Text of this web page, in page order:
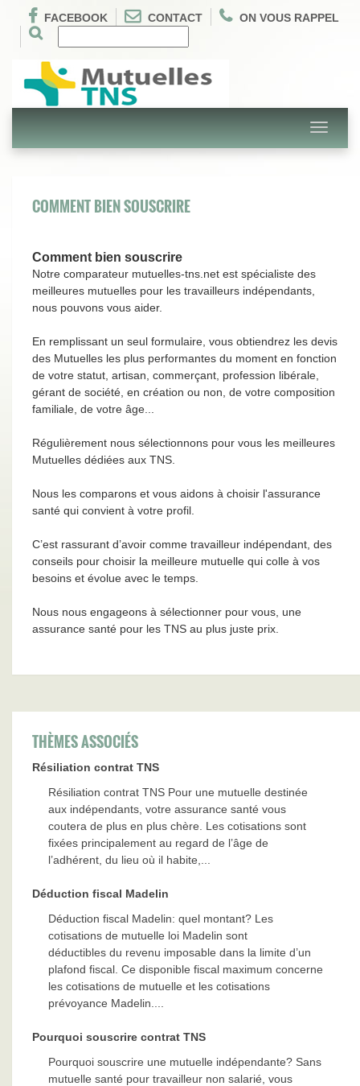
FACEBOOK CONTACT ON VOUS RAPPEL
Toggle
COMMENT BIEN SOUSCRIRE
Comment bien souscrire
Notre comparateur mutuelles-tns.net est spécialiste des
meilleures mutuelles pour les travailleurs indépendants,
nous pouvons vous aider.
En remplissant un seul formulaire, vous obtiendrez les devis
des Mutuelles les plus performantes du moment en fonction
de votre statut, artisan, commerçant, profession libérale,
gérant de société, en création ou non, de votre composition
familiale, de votre âge...
Régulièrement nous sélectionnons pour vous les meilleures
Mutuelles dédiées aux TNS.
Nous les comparons et vous aidons à choisir l'assurance
santé qui convient à votre profil.
C’est rassurant d’avoir comme travailleur indépendant, des
conseils pour choisir la meilleure mutuelle qui colle à vos
besoins et évolue avec le temps.
Nous nous engageons à sélectionner pour vous, une
assurance santé pour les TNS au plus juste prix.
THÈMES ASSOCIÉS
Résiliation contrat TNS
Résiliation contrat TNS Pour une mutuelle destinée
aux indépendants, votre assurance santé vous
coutera de plus en plus chère. Les cotisations sont
fixées principalement au regard de l’âge de
l’adhérent, du lieu où il habite,...
Déduction fiscal Madelin
Déduction fiscal Madelin: quel montant? Les
cotisations de mutuelle loi Madelin sont
déductibles du revenu imposable dans la limite d’un
plafond fiscal. Ce disponible fiscal maximum concerne
les cotisations de mutuelle et les cotisations
prévoyance Madelin....
Pourquoi souscrire contrat TNS
Pourquoi souscrire une mutuelle indépendante? Sans
mutuelle santé pour travailleur non salarié, vous